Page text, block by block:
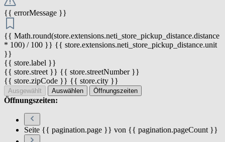
{{ errorMessage }}
{{ Math.round(store.extensions.neti_store_pickup_distance.distance
* 100) / 100 }} {{ store.extensions.neti_store_pickup_distance.unit
}}
{{ store.label }}
{{ store.street }} {{ store.streetNumber }}
{{ store.zipCode }} {{ store.city }}
Ausgewählt Auswählen Öffnungszeiten
Öffnungszeiten:
Seite {{ pagination.page }} von {{ pagination.pageCount }}